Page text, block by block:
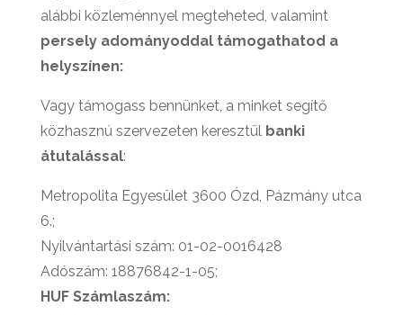
alábbi közleménnyel megteheted, valamint
persely adományoddal támogathatod a
helyszínen:
Vagy támogass bennünket, a minket segítő
közhasznú szervezeten keresztül banki
átutalással:
Metropolita Egyesület 3600 Ózd, Pázmány utca
6.;
Nyilvántartási szám: 01-02-0016428
Adószám: 18876842-1-05;
HUF Számlaszám: